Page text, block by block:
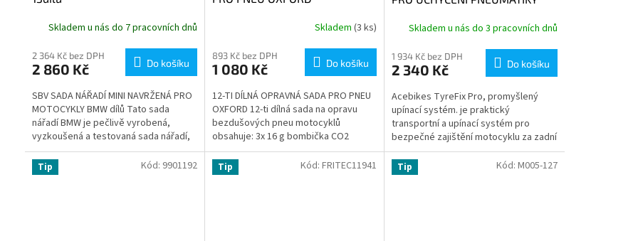
Skladem u nás do 7 pracovních dnů
2 364 Kč bez DPH
2 860 Kč Do košíku
SBV SADA NÁŘADÍ MINI NAVRŽENÁ PRO
MOTOCYKLY BMW dílů Tato sada
nářadí BMW je pečlivě vyrobená,
vyzkoušená a testovaná sada nářadí,
která byla sestavena se
zkušenostmi...
Skladem(3 ks)
893 Kč bez DPH
1 080 Kč Do košíku
12-TI DÍLNÁ OPRAVNÁ SADA PRO PNEU
OXFORD 12-ti dílná sada na opravu
bezdušových pneu motocyklů
obsahuje: 3x 16 g bombička CO2
(stoupání závitu 3/8" / 24 UNF) 1x
izolační a...
Skladem u nás do 3 pracovních dnů
1 934 Kč bez DPH
2 340 Kč Do košíku
Acebikes TyreFix Pro, promyšlený
upínací systém. je praktický
transportní a upínací systém pro
bezpečné zajištění motocyklu za zadní
kolo. Umožňuje pevné uchycení bez
nutnosti...
Tip Kód: 9901192 Tip Kód:FRITEC11941 Tip Kód: M005-127